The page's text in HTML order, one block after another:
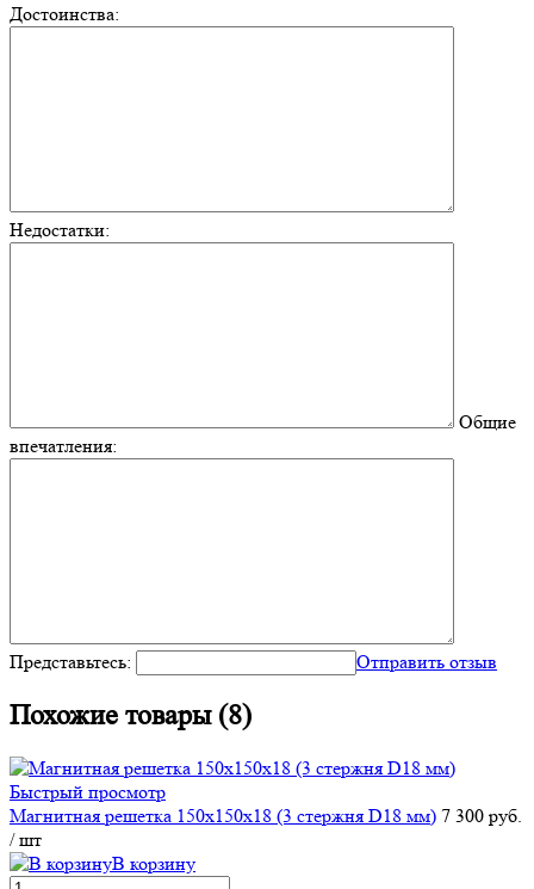
Достоинства:
Недостатки:
Общие
впечатления:
Представьтесь: Отправить отзыв
Похожие товары (8)
Быстрый просмотр
Магнитная решетка 150х150х18 (3 стержня D18 мм) 7 300 руб.
/ шт
В корзину